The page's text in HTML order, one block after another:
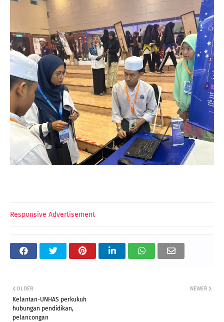
Responsive Advertisement
NEWER
OLDER
Kelantan-UNHAS perkukuh
hubungan pendidikan,
pelancongan